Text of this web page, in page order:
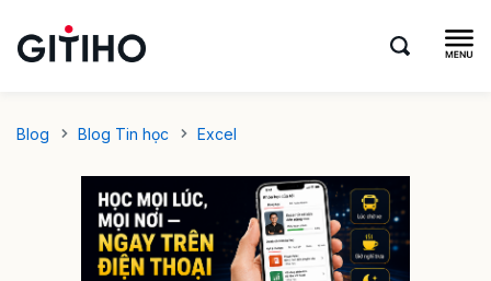
Blog Blog Tin học Excel